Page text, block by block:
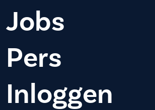
Jobs
Pers
Inloggen